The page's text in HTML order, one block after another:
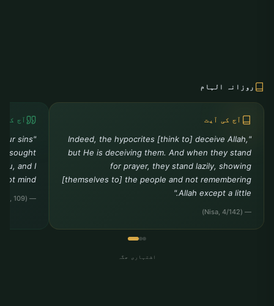
روزانہ الہام
آج کی آیت
"Indeed, the hypocrites [think to] deceive Allah,
but He is deceiving them. And when they stand
for prayer, they stand lazily, showing
[themselves to] the people and not remembering
Allah except a little."
— (Nisa, 4/142)
آج کی
sins
sought
and I
mind."""
— (Tirmidhi, Da?awat, 109)
اشتہاری جگہ